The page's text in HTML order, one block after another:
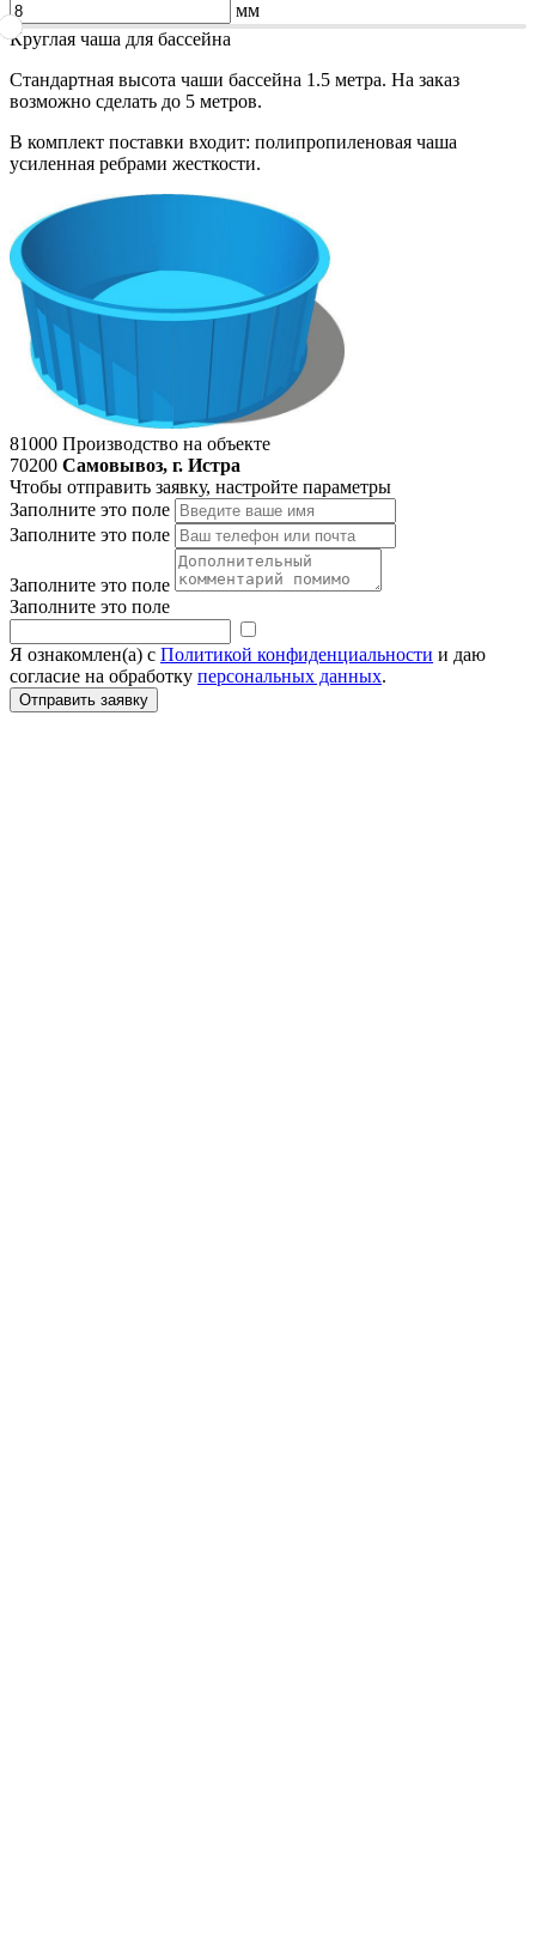
мм
Круглая чаша для бассейна
Стандартная высота чаши бассейна 1.5 метра. На заказ
возможно сделать до 5 метров.
В комплект поставки входит: полипропиленовая чаша
усиленная ребрами жесткости.
81000 Производство на объекте
70200 Самовывоз, г. Истра
Чтобы отправить заявку, настройте параметры
Заполните это поле
Заполните это поле
Заполните это поле
Заполните это поле
Я ознакомлен(а) с Политикой конфиденциальности и даю
согласие на обработку персональных данных.